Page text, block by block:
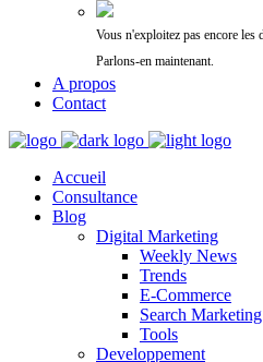
Vous n'exploitez pas encore les
Parlons-en maintenant.
A propos
Contact
Accueil
Consultance
Blog
Digital Marketing
Weekly News
Trends
E-Commerce
Search Marketing
Tools
Developpement